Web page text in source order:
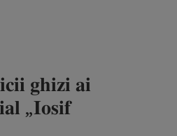
𝐠𝐡𝐢𝐳𝐢 𝐚𝐢
„𝐈𝐨𝐬𝐢𝐟